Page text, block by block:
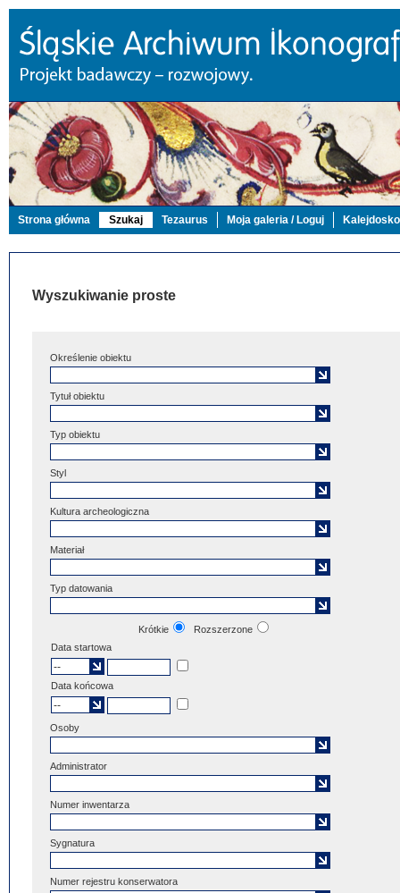
Strona główna Szukaj Tezaurus Moja galeria / Loguj
Wyszukiwanie proste
Określenie obiektu
Tytuł obiektu
Typ obiektu
Styl
Kultura archeologiczna
Materiał
Typ datowania
Krótkie
Rozszerzone
Data startowa
Data końcowa
Osoby
Administrator
Numer inwentarza
Sygnatura
Numer rejestru konserwatora